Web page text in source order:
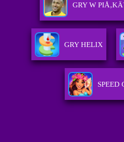
GRY W
GRY HELIX
SPEED